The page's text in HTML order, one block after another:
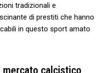
tradizionali e
⁤di prestiti che hanno
in ‌questo‍ sport amato
calcistico